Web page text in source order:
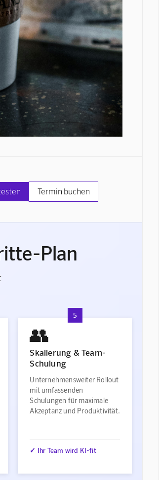
Termin buchen
Plan
5
👥
Skalierung & Team-
Schulung
Unternehmensweiter Rollout
mit umfassenden
Schulungen für maximale
Akzeptanz und Produktivität.
✓ Ihr Team wird KI-fit